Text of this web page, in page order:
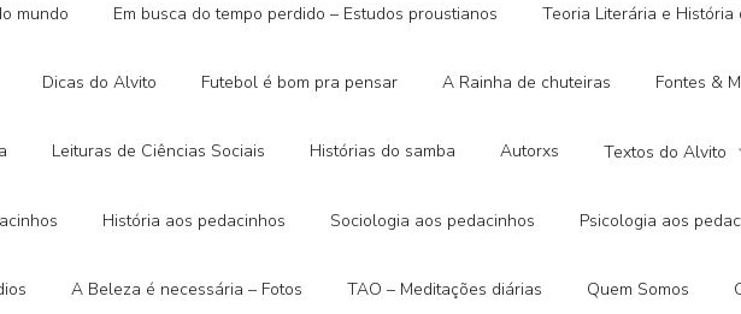
mundo Em busca do tempo perdido – Estudos proustianos Teoria Literária e História
Dicas do Alvito Futebol é bom pra pensar A Rainha de chuteiras Fontes &
Leituras de Ciências Sociais Histórias do samba Autorxs Textos do Alvito
História aos pedacinhos Sociologia aos pedacinhos Psicologia aos
A Beleza é necessária – Fotos TAO – Meditações diárias Quem Somos